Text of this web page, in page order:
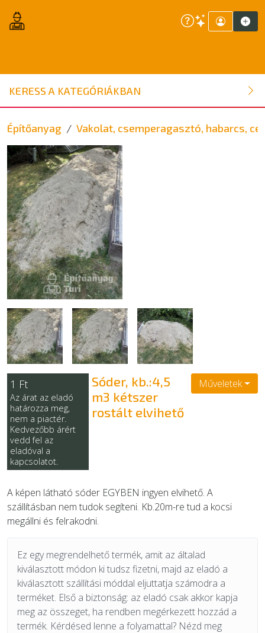
KERESS A KATEGÓRIÁKBAN
ÉPÍTŐANYAG
NYÍLÁSZÁRÓ
FAANYAG
BELSŐÉPÍTÉSZETI ÉPÍTŐANYAG
SZERSZÁM, ALKATRÉSZ
KERTI ÉPÍTŐANYAG
EGYÉB
SZOLGÁLTATÓK
Építőanyag Vakolat, csemperagasztó, habarcs,
1 Ft
Az árat az eladó
határozza meg,
nem a piactér.
Kedvezőbb árért
vedd fel az
eladóval a
kapcsolatot.
Sóder, kb.:4,5
m3 kétszer
rostált elvihető
Műveletek
A képen látható sóder EGYBEN ingyen elvihető. A
szállításban nem tudok segíteni. Kb.20m-re tud a kocsi
megállni és felrakodni.
Ez egy megrendelhető termék, amit az általad
kiválasztott módon ki tudsz fizetni, majd az eladó a
kiválasztott szállítási móddal eljuttatja számodra a
terméket. Első a biztonság: az eladó csak akkor kapja
meg az összeget, ha rendben megérkezett hozzád a
termék. Kérdésed lenne a folyamattal? Nézd meg